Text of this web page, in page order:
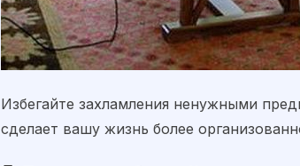
Избегайте захламления ненужными
сделает вашу жизнь более